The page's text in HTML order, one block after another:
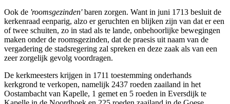
Ook de 'roomsgezinden'baren zorgen. Want in juni 1713 besluit de
kerkenraad eenparig, alzo er geruchten en blijken zijn van dat er een
of twee schuiten, zo in stad als te lande, onbehoorlijke bewegingen
maken onder de roomsgezinden, dat de praesis uit naam van de
vergadering de stadsregering zal spreken en deze zaak als van een
zeer zorgelijk gevolg voordragen.
De kerkmeesters krijgen in 1711 toestemming onderhands
kerkgrond te verkopen, namelijk 2437 roeden zaailand in het
Oostambacht van Kapelle, 1 gemet en 5 roeden in Eversdijk te